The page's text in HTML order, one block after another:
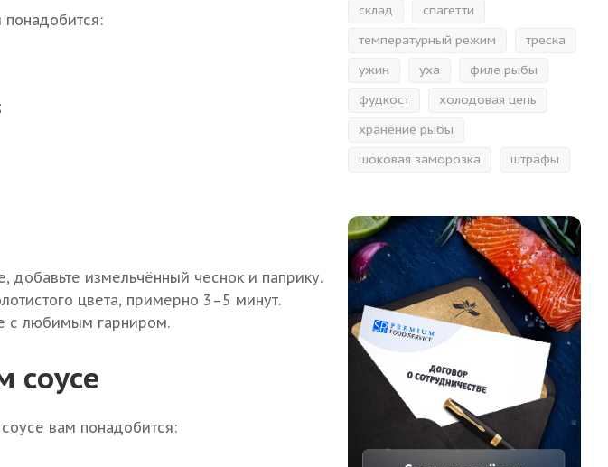
добавьте измельчённый чеснок и паприку.
цвета, примерно 3–5 минут.
с любимым гарниром.
соусе
вам понадобится:
склад
спагетти
температурный режим
треска
ужин
уха
филе рыбы
фудкост
холодовая цепь
хранение рыбы
шоковая заморозка
штрафы